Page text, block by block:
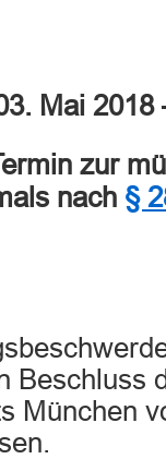
Mai
zur
nach §
Beschluss
München